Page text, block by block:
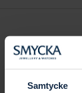
Samtycke
Alingsås
Arvidsjaur